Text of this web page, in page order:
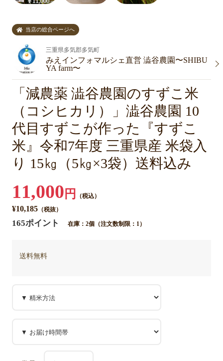
当店の総合ページへ
三重県多気郡多気町
みえインフォマルシェ直営 澁谷農園〜SHIBU
YA farm〜
「減農薬 澁谷農園のすずこ米
（コシヒカリ）」澁谷農園 10
代目すずこが作った『すずこ
米』令和7年度 三重県産 米袋入
り 15㎏（5㎏×3袋）送料込み
11,000 円 （税込）
¥10,185（税抜）
165ポイント 在庫：2個（注文数制限：1）
送料無料